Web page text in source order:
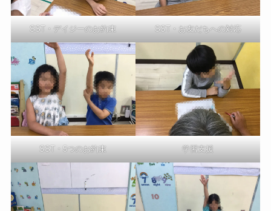
SST・デイジーのお約束 SST・お友だちへの対応
SST・5つのお約束 学習支援